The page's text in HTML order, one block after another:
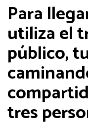
Para
utiliza el
público,
tres